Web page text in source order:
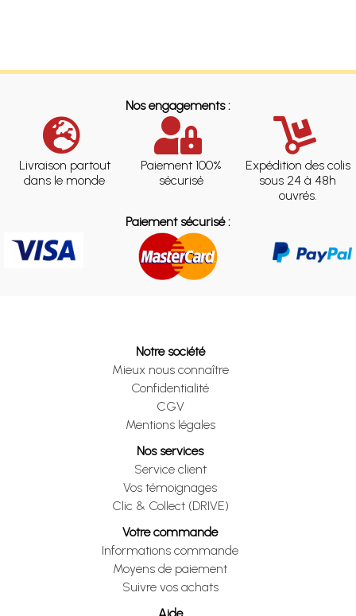
Nos engagements :
Livraison partout
dans le monde
Paiement 100%
sécurisé
Expédition des colis
sous 24 à 48h
ouvrés.
Paiement sécurisé :
Notre société
Mieux nous connaître
Confidentialité
CGV
Mentions légales
Nos services
Service client
Vos témoignages
Clic & Collect (DRIVE)
Votre commande
Informations commande
Moyens de paiement
Suivre vos achats